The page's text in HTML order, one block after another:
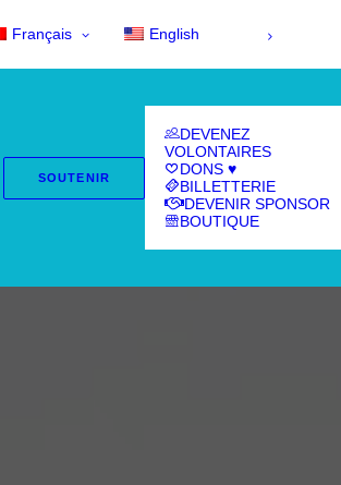
Français English
SOUTENIR
DEVENEZ
VOLONTAIRES
DONS ♥
BILLETTERIE
DEVENIR SPONSOR
BOUTIQUE